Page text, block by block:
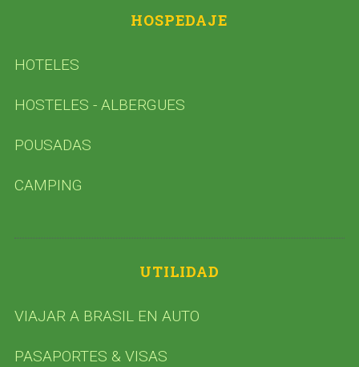
HOSPEDAJE
HOTELES
HOSTELES - ALBERGUES
POUSADAS
CAMPING
UTILIDAD
VIAJAR A BRASIL EN AUTO
PASAPORTES & VISAS